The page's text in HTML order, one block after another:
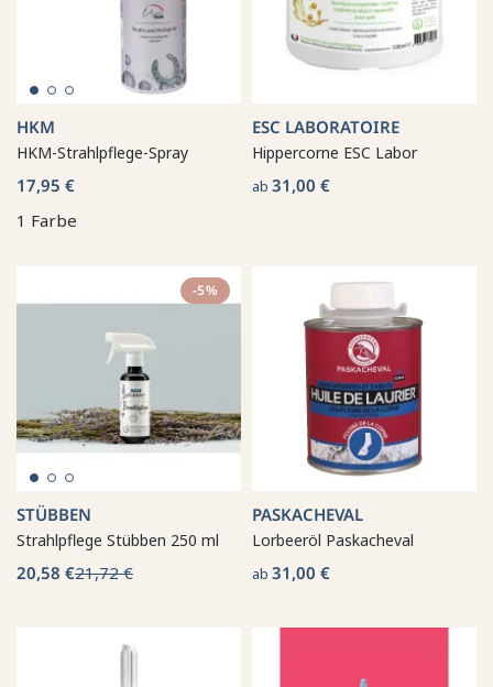
HKM
HKM-Strahlpflege-Spray
17,95 €
1 Farbe
ESC LABORATOIRE
Hippercorne ESC Labor
ab 31,00 €
-5%
STÜBBEN
Strahlpflege Stübben 250 ml
20,58 €21,72 €
PASKACHEVAL
Lorbeeröl Paskacheval
ab 31,00 €